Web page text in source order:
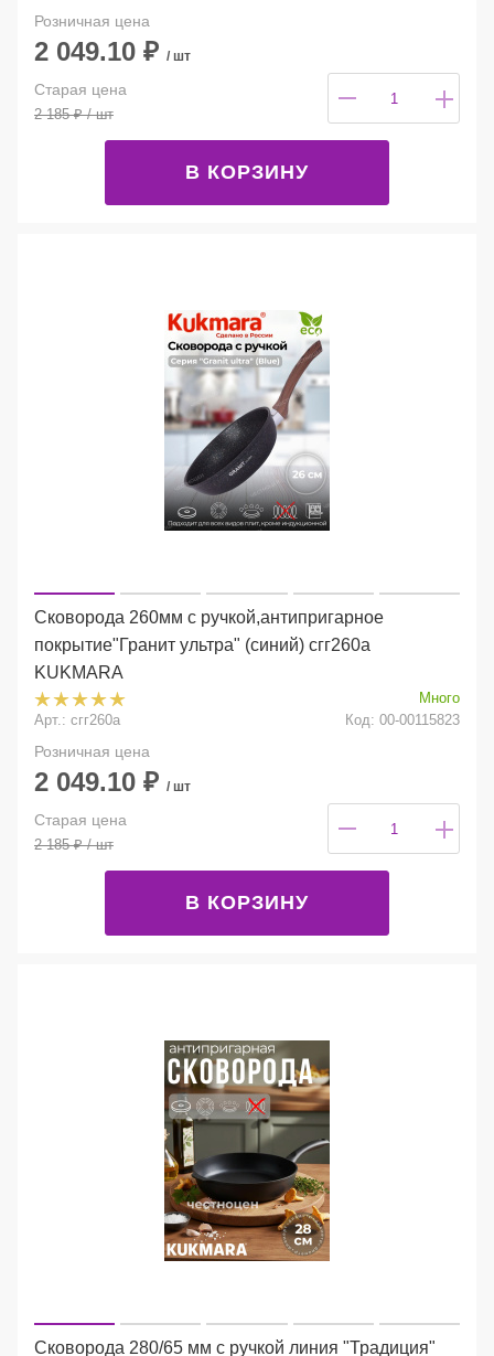
Розничная цена
2 049.10 ₽ / шт
Старая цена
2 185₽/ шт
В КОРЗИНУ
Сковорода 260мм с ручкой,антипригарное
покрытие"Гранит ультра" (синий) сгг260а
KUKMARA
Много
Арт.: сгг260а
Код: 00-00115823
Розничная цена
2 049.10 ₽ / шт
Старая цена
2 185₽/ шт
В КОРЗИНУ
Сковорода 280/65 мм с ручкой линия "Традиция"